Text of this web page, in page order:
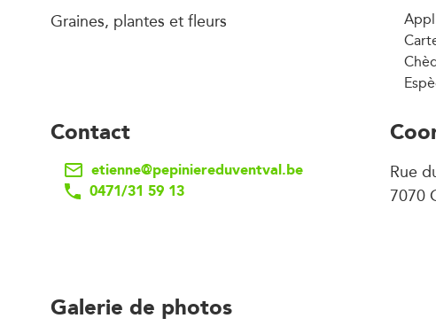
Graines, plantes et fleurs
Contact
etienne@pepiniereduventval.be
0471/31 59 13
Rue
7070
Galerie de photos